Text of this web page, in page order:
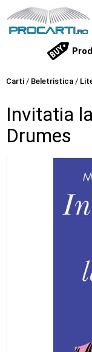
Carti / Beletristica /
Invitatia
Drumes